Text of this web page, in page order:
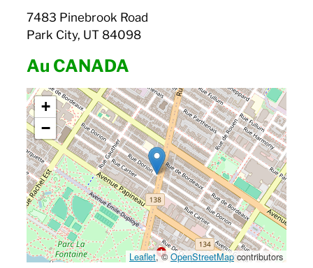
7483 Pinebrook Road
Park City, UT 84098
Au CANADA
+
−
Leaflet, © OpenStreetMapcontributors